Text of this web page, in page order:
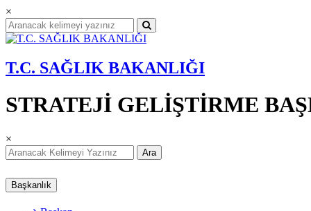
×
T.C. SAĞLIK BAKANLIĞI
STRATEJİ GELİŞTİRME
×
Ara
Başkanlık